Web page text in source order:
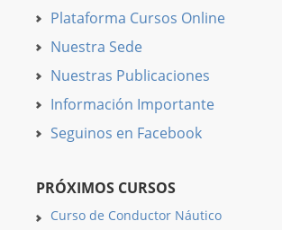
Plataforma Cursos Online
Nuestra Sede
Nuestras Publicaciones
Información Importante
Seguinos en Facebook
PRÓXIMOS CURSOS
Curso de Conductor Náutico